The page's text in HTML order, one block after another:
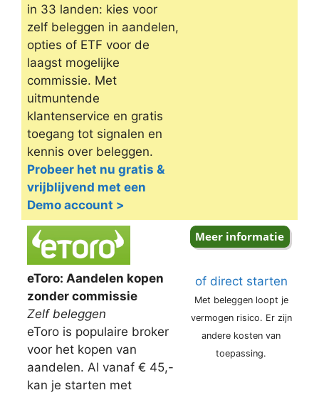
in 33 landen: kies voor
zelf beleggen in aandelen,
opties of ETF voor de
laagst mogelijke
commissie. Met
uitmuntende
klantenservice en gratis
toegang tot signalen en
kennis over beleggen.
Probeer het nu gratis &
vrijblijvend met een
Demo account >
eToro: Aandelen kopen
zonder commissie
Zelf beleggen
eToro is populaire broker
voor het kopen van
aandelen. Al vanaf € 45,-
kan je starten met
of direct starten
Met beleggen loopt je
vermogen risico. Er zijn
andere kosten van
toepassing.